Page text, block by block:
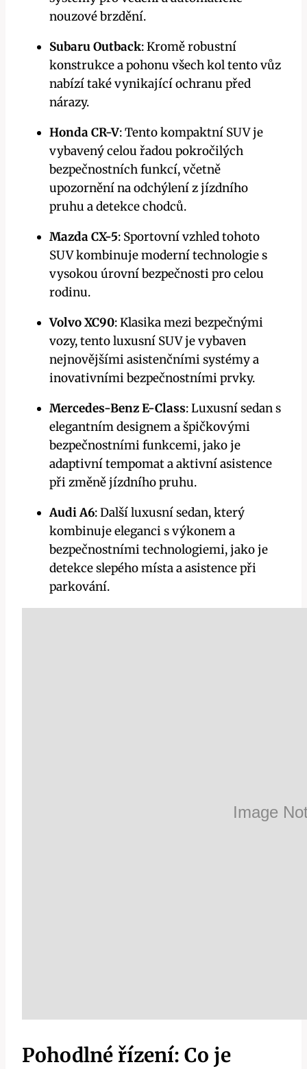
nouzové brzdění.
Subaru Outback: Kromě robustní
konstrukce a pohonu všech kol tento vůz
nabízí také vynikající ochranu před
nárazy.
Honda CR-V: Tento kompaktní SUV je
vybavený celou řadou pokročilých
bezpečnostních funkcí, včetně
upozornění na odchýlení z jízdního
pruhu a detekce chodců.
Mazda CX-5: Sportovní vzhled tohoto
SUV kombinuje moderní technologie s
vysokou úrovní bezpečnosti pro celou
rodinu.
Volvo XC90: Klasika mezi bezpečnými
vozy, tento luxusní SUV je vybaven
nejnovějšími asistenčními systémy a
inovativními bezpečnostními prvky.
Mercedes-Benz E-Class: Luxusní sedan s
elegantním designem a špičkovými
bezpečnostními funkcemi, jako je
adaptivní tempomat a aktivní asistence
při změně jízdního pruhu.
Audi A6: Další luxusní sedan, který
kombinuje eleganci s výkonem a
bezpečnostními technologiemi, jako je
detekce slepého místa a asistence při
parkování.
Pohodlné řízení: Co je